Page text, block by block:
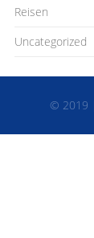
Reisen
Uncategorized
© 2019